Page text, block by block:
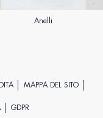
Anelli
MAPPA DEL SITO
GDPR